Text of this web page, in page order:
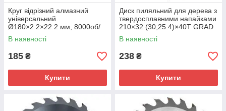
Круг відрізний алмазний
універсальний
Ø180×2.2×22.2 мм, 8000об/
хв SIGMA (1922151)
В наявності
185 ₴
Купити
Диск пиляльний для дерева з
твердосплавними напайками
210×32 (30;25.4)×40T GRAD
(1958345)
В наявності
238 ₴
Купити